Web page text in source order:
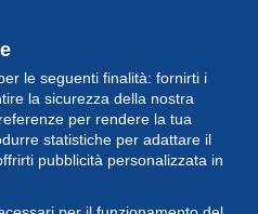
le seguenti finalità: fornirti i
la sicurezza della nostra
per rendere la tua
statistiche per adattare il
pubblicità personalizzata in